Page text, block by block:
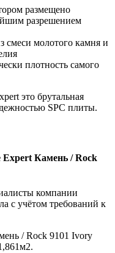
размещено
разрешением
смеси молотого камня и
плотность самого
это брутальная
SPC плиты.
Камень / Rock
компании
с учётом требований к
/ Rock 9101 Ivory